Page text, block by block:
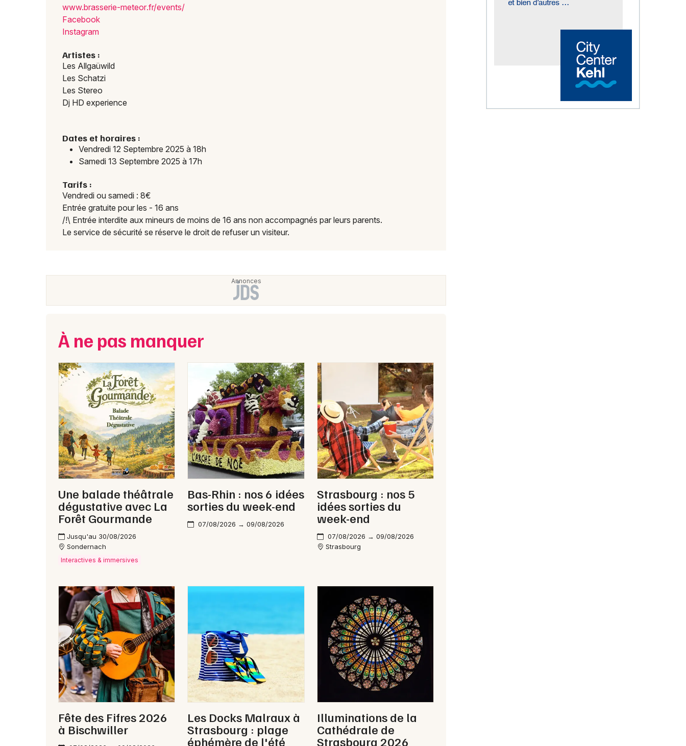
www.brasserie-meteor.fr/events/
Facebook
Instagram
Artistes :
Les Allgaüwild
Les Schatzi
Les Stereo
Dj HD experience
Dates et horaires :
Vendredi 12 Septembre 2025 à 18h
Samedi 13 Septembre 2025 à 17h
Tarifs :
Vendredi ou samedi : 8€
Entrée gratuite pour les - 16 ans
/!\ Entrée interdite aux mineurs de moins de 16 ans non accompagnés par leurs parents.
Le service de sécurité se réserve le droit de refuser un visiteur.
À ne pas manquer
Une balade théâtrale
dégustative avec La
Forêt Gourmande
Jusqu'au 30/08/2026
Sondernach
Interactives & immersives
Bas-Rhin : nos 6 idées
sorties du week-end
07/08/2026 → 09/08/2026
Strasbourg : nos 5
idées sorties du
week-end
07/08/2026 → 09/08/2026
Strasbourg
Fête des Fifres 2026
à Bischwiller
Les Docks Malraux à
Strasbourg : plage
éphémère de l'été
Illuminations de la
Cathédrale de
Strasbourg 2026